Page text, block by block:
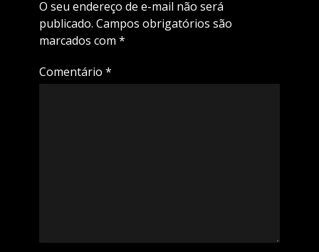
O seu endereço de e-mail não será
publicado. Campos obrigatórios são
marcados com *
Comentário *